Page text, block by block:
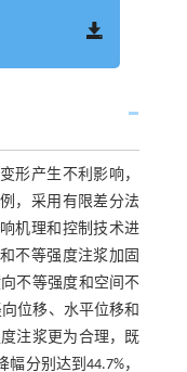
形产生不利影响，
，采用有限差分法
机理和控制技术进
不等强度注浆加固
不等强度和空间不
位移、水平位移和
注浆更为合理，既
分别达到44.7%，